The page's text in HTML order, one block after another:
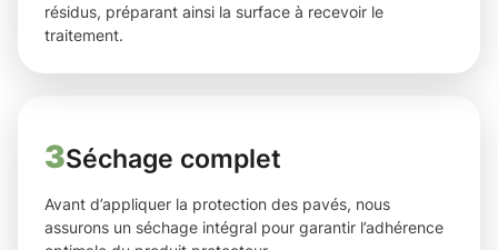
résidus, préparant ainsi la surface à recevoir le
traitement.
3Séchage complet
Avant d’appliquer la protection des pavés, nous
assurons un séchage intégral pour garantir l’adhérence